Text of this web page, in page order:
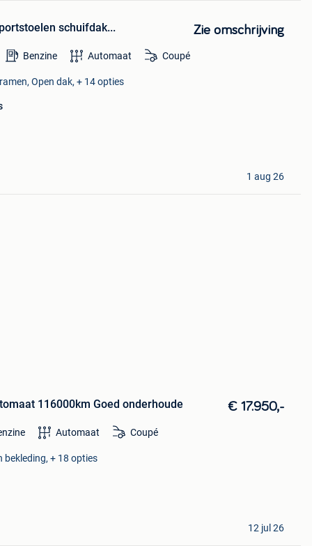
schuifdak... Zie omschrijving
Benzine Automaat Coupé
Open dak, + 14 opties
1 aug 26
116000km Goed onderhoude € 17.950,-
Automaat Coupé
bekleding, + 18 opties
12 jul 26